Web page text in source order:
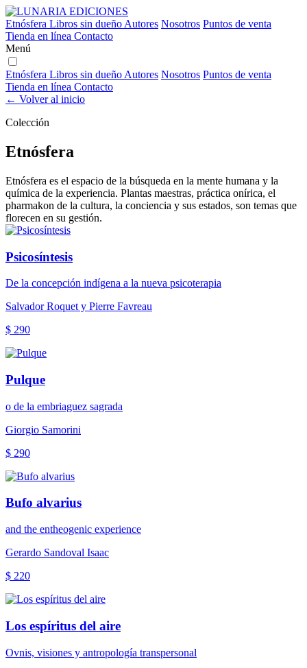
Etnósfera Libros sin dueño Autores Nosotros Puntos de venta
Tienda en línea Contacto
Menú
Etnósfera Libros sin dueño Autores Nosotros Puntos de venta
Tienda en línea Contacto
← Volver al inicio
Colección
Etnósfera
Etnósfera es el espacio de la búsqueda en la mente humana y la
química de la experiencia. Plantas maestras, práctica onírica, el
pharmakon de la cultura, la conciencia y sus estados, son temas que
florecen en su gestión.
Psicosíntesis
De la concepción indígena a la nueva psicoterapia
Salvador Roquet y Pierre Favreau
$ 290
Pulque
o de la embriaguez sagrada
Giorgio Samorini
$ 290
Bufo alvarius
and the entheogenic experience
Gerardo Sandoval Isaac
$ 220
Los espíritus del aire
Ovnis, visiones y antropología transpersonal